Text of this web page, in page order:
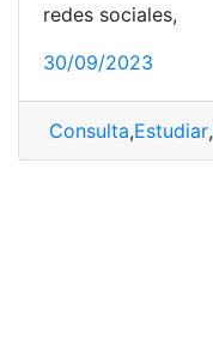
redes sociales,
30/09/2023
Consulta,Estudiar,